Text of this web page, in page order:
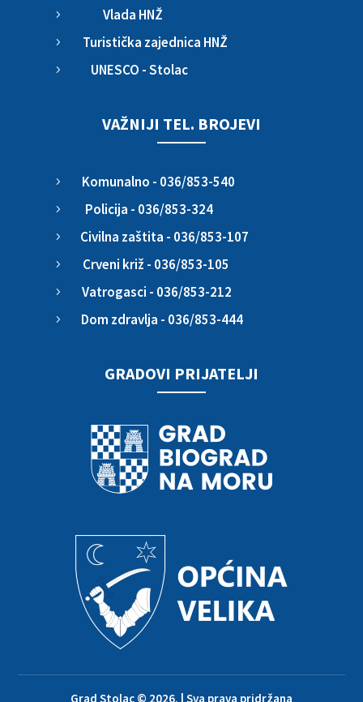
5 Vlada HNŽ
5 Turistička zajednica HNŽ
5 UNESCO - Stolac
VAŽNIJI TEL. BROJEVI
5 Komunalno - 036/853-540
5 Policija - 036/853-324
5 Civilna zaštita - 036/853-107
5 Crveni križ - 036/853-105
5 Vatrogasci - 036/853-212
5 Dom zdravlja - 036/853-444
GRADOVI PRIJATELJI
Grad Stolac © 2026. | Sva prava pridržana